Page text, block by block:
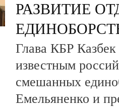
РАЗВИТИЕ
Глава КБР Казбек
известным
смешанных
Емельяненко и